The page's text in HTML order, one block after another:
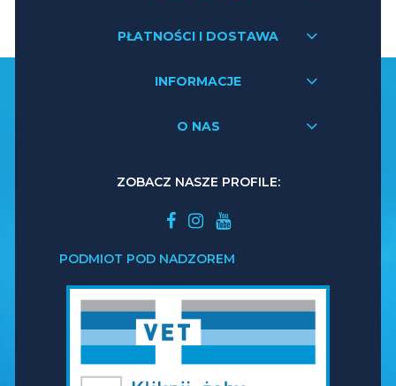
PŁATNOŚCI I DOSTAWA
INFORMACJE
O NAS
ZOBACZ NASZE PROFILE:
PODMIOT POD NADZOREM